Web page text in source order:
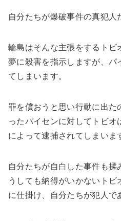
自分たちが爆破事件の真犯人
輪島はそんな主張をするトビ
夢に殺害を指示しますが、パ
てしまいます。
罪を償おうと思い行動に出た
ったパイセンに対してトビオ
によって逮捕されてしまいま
自分たちが自白した事件も
うしても納得がいかないト
に仕掛け、自分たちが犯人で